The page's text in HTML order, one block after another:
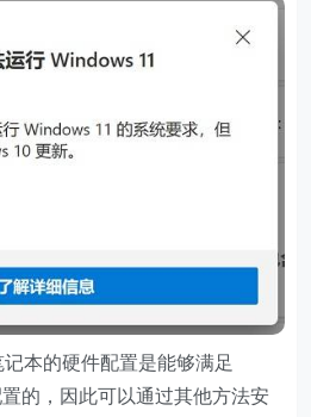
本的硬件配置是能够满足
的，因此可以通过其他方法安